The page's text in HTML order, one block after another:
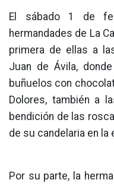
El sábado 1 de
hermandades de La
primera de ellas a
Juan de Ávila,
buñuelos con
Dolores, también a
bendición de las
de su candelaria en la
Por su parte, la